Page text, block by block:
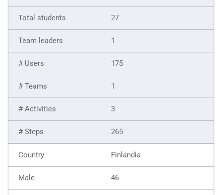
27
1
175
1
3
265
Finlandia
46